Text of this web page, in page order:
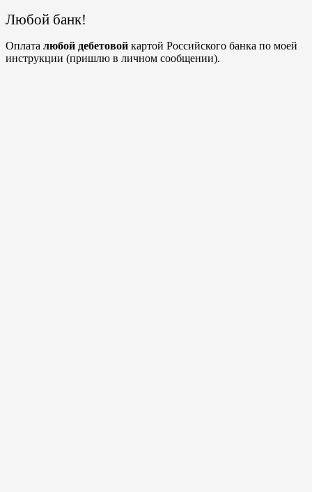
Любой банк!
Оплата любой дебетовой картой Российского банка по моей
инструкции (пришлю в личном сообщении).